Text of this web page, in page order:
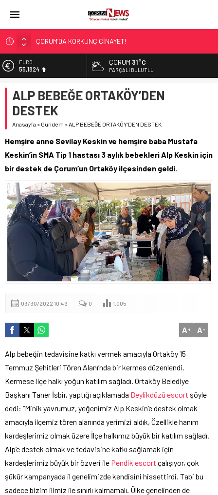
ÇORUM’DA KORKUNÇ CİNAYET!
ASLAN, CUMHURBAŞKANI BAŞDANIŞMANI OLDU
SIR PERDESİ ÇÖZÜLDÜ!
ÇATIDAN DÜŞTÜ!
EURO
55,1824
6.662,10
BİST
13.779,39
47,6954
ÇORUM 31°C
PARÇALI BULUTLU
ALP BEBEĞE ORTAKÖY’DEN
DESTEK
Anasayfa » Gündem »ALP BEBEĞE ORTAKÖY’DEN DESTEK
Hemşire anne Sevilay Keskin ve hemşire baba Mustafa
Keskin’in SMA Tip 1 hastası 3 aylık bebekleri Alp Keskin için
bir destek de Çorum’un Ortaköy ilçesinden geldi.
03/30/2022 10:49 0 1.005
A+ A-
Alp bebeğin tedavisine katkı vermek amacıyla Ortaköy 15
Temmuz Şehitleri Tören Alanı’nda bir kermes düzenlendi.
Kermese ilçe halkı yoğun katılım sağladı. Ortaköy Belediye
Başkanı Taner İsbir, yaptığı açıklamada Beylikdüzü escort şöyle
dedi: ‘’Minik yavrumuz, yeğenimiz Alp Keskin’e destek olmak
amacıyla ilçemiz tören alanında yerimizi aldık, Özellikle hanım
kardeşlerimiz olmak üzere İlçe halkımız büyük bir katılım sağladı.
Alp’e destek olmak ve tedavisine katkı sağlamak için
kardeşlerimiz büyük bir özveri ile Pendik escort çalışıyor, çok
şükür kampanyada il genelimizde kendisini hissettirdi. Tabi bu
sadece bizim ilimiz ile sınırlı kalmamalı. Ülke genelinden de